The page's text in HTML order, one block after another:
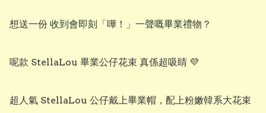
想送一份 收到會即刻「嘩！」一聲嘅畢業禮物？
呢款 StellaLou 畢業公仔花束 真係超吸睛 💜
超人氣 StellaLou 公仔戴上畢業帽，配上粉嫩韓系大花束